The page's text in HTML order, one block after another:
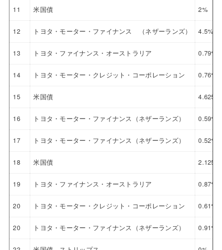
11 米国債 2%
12 トヨタ・モーター・ファイナンス （ネザーランズ） 4.5%
13 トヨタ・ファイナンス・オーストラリア 0.79%
14 トヨタ・モーター・クレジット・コーポレーション 0.76%
15 米国債 4.625%
16 トヨタ・モーター・ファイナンス（ネザーランズ） 0.59%
17 トヨタ・モーター・ファイナンス（ネザーランズ） 0.52%
18 米国債 2.125%
19 トヨタ・ファイナンス・オーストラリア 0.87%
20 トヨタ・モーター・クレジット・コーポレーション 0.61%
20 トヨタ・モーター・ファイナンス（ネザーランズ） 0.91%